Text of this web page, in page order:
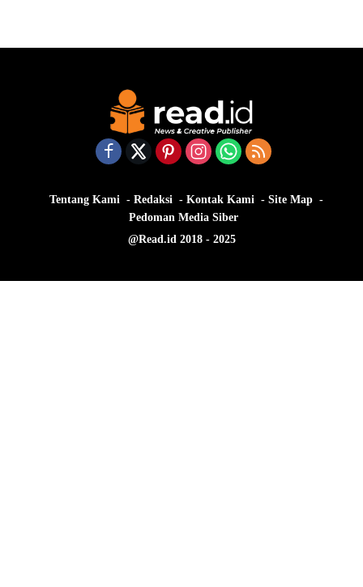
Tentang Kami Redaksi Kontak Kami
Site Map
Pedoman Media Siber
@Read.id 2018 - 2025